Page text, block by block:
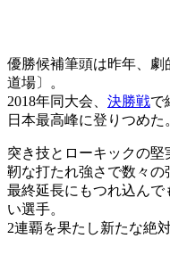
優勝候補筆頭は昨年、劇
道場〕。
2018年同大会、 決勝戦で
日本最高峰に登りつめた
突き技とローキックの
靭な打たれ強さで数々の
最終延長にもつれ込ん
い選手。
2連覇を果たし新たな絶